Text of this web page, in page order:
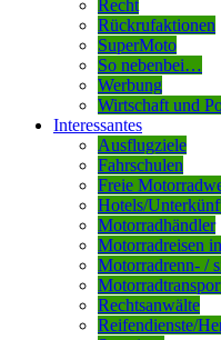
Recht
Rückrufaktionen
SuperMoto
So nebenbei…
Werbung
Wirtschaft und
Interessantes
Ausflugziele
Fahrschulen
Freie
Hotels/
Motorradhändler
Motorradreisen
Motorradrenn- /
Rechtsanwälte
Reifendienste/